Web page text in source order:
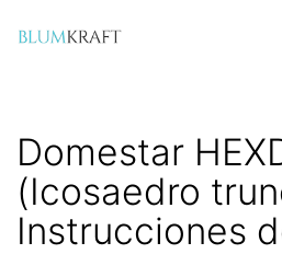
Domestar
(Icosaedro
Instrucciones